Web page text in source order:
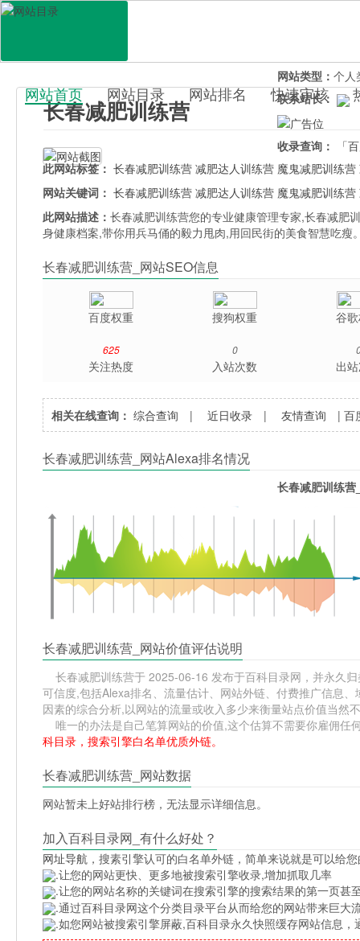
百科目录
网站首页 网站目录 网站排名 快速审核
长春减肥训练营
网站类型： 个人
联系站长：
收录查询：
「
此网站标签： 长春减肥训练营 减肥达人训练营 魔鬼减肥训练营
网站关键词： 长春减肥训练营 减肥达人训练营 魔鬼减肥训练营
此网站描述：长春减肥训练营您的专业健康管理专家,长春减肥
身健康档案,带你用兵马俑的毅力甩肉,用回民街的美食智慧吃
长春减肥训练营_网站SEO信息
百度权重 搜狗权重 谷
625
关注热度
0
入站次数 出
相关在线查询： 综合查询 |近日收录 |友情查询 |百
长春减肥训练营_网站Alexa排名情况
长春减肥训练
长春减肥训练营_网站价值评估说明
长春减肥训练营于 2025-06-16 发布于百科目录网，并永久
可信度,包括Alexa排名、流量估计、网站外链、付费推广信息
因素的综合分析,以网站的流量或收入多少来衡量站点价值当然
唯一的办法是自己笔算网站的价值,这个估算不需要你雇佣任
科目录，搜索引擎白名单优质外链。
长春减肥训练营_网站数据
网站暂未上好站排行榜，无法显示详细信息。
加入百科目录网_有什么好处？
网址导航 ，搜素引擎认可的白名单外链，简单来说就是可以给
.让您的网站更快、更多地被搜索引擎收录,增加抓取几率
.让您的网站名称的关键词在搜索引擎的搜索结果的第一页甚
.通过百科目录网这个分类目录平台从而给您的网站带来巨大
.如您网站被搜索引擎屏蔽,百科目录永久快照缓存网站信息